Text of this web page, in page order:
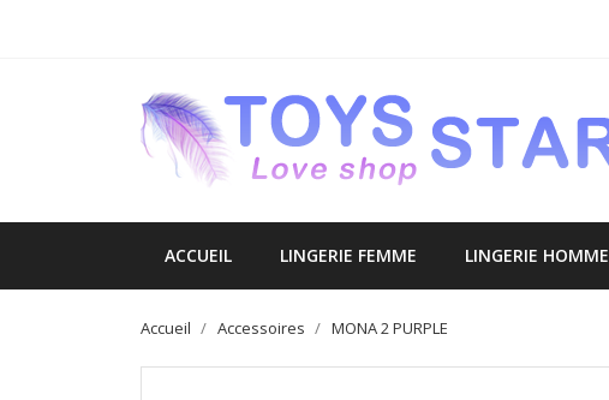
ACCUEIL LINGERIE FEMME LINGERIE HOMME
Accueil Accessoires MONA 2 PURPLE